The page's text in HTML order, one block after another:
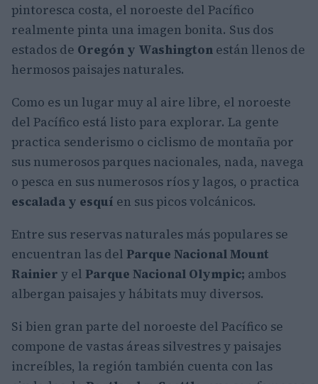
pintoresca costa, el noroeste del Pacífico
realmente pinta una imagen bonita. Sus dos
estados de Oregón y Washington están llenos de
hermosos paisajes naturales.
Como es un lugar muy al aire libre, el noroeste
del Pacífico está listo para explorar. La gente
practica senderismo o ciclismo de montaña por
sus numerosos parques nacionales, nada, navega
o pesca en sus numerosos ríos y lagos, o practica
escalada y esquí en sus picos volcánicos.
Entre sus reservas naturales más populares se
encuentran las del Parque Nacional Mount
Rainier y el Parque Nacional Olympic; ambos
albergan paisajes y hábitats muy diversos.
Si bien gran parte del noroeste del Pacífico se
compone de vastas áreas silvestres y paisajes
increíbles, la región también cuenta con las